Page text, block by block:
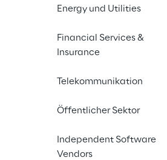
Energy und Utilities
Financial Services &
Insurance
Telekommunikation
Öffentlicher Sektor
Independent Software
Vendors
Aufstieg